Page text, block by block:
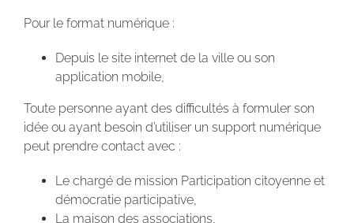
Pour le format numérique :
Depuis le site internet de la ville ou son
application mobile,
Toute personne ayant des difficultés à formuler son
idée ou ayant besoin d’utiliser un support numérique
peut prendre contact avec :
Le chargé de mission Participation citoyenne et
démocratie participative,
La maison des associations,